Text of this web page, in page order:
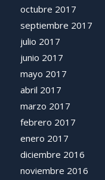
octubre 2017
septiembre 2017
julio 2017
junio 2017
mayo 2017
abril 2017
marzo 2017
febrero 2017
enero 2017
diciembre 2016
noviembre 2016